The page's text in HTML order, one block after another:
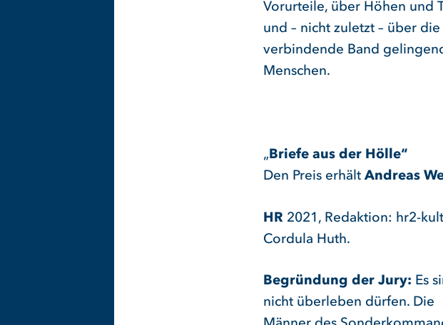
Vorurteile, über Höhen und
und – nicht zuletzt – über
verbindende Band
Menschen.
„Briefe aus der Hölle“
Den Preis erhält Andreas
HR 2021, Redaktion: hr2-
Cordula Huth.
Begründung der Jury: Es
nicht überleben dürfen. Die